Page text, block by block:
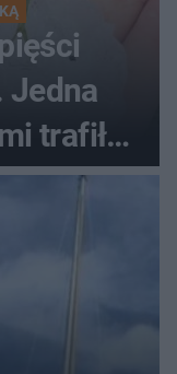
Jedna
trafiła